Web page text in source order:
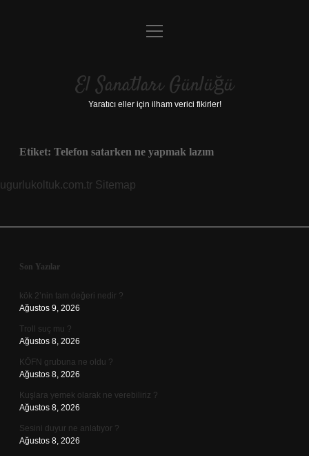
Anasayfa
Yasal Uyarı
menüyü
El Sanatları Günlüğü
Yaratıcı eller için ilham verici fikirler!
Etiket: Telefon satarken ne yapmak lazım
ugurlukoltuk.com.tr Sitemap
Sidebar
Son Yazılar
kök 2’nin tam değeri nedir ?
Ağustos 9, 2026
Troll suç mu ?
Ağustos 8, 2026
KÖFN grubuna ne oldu ?
Ağustos 8, 2026
Kuşlara yemek olarak ne verebiliriz ?
Ağustos 8, 2026
Sesini duyur ne anlatıyor ?
Ağustos 8, 2026